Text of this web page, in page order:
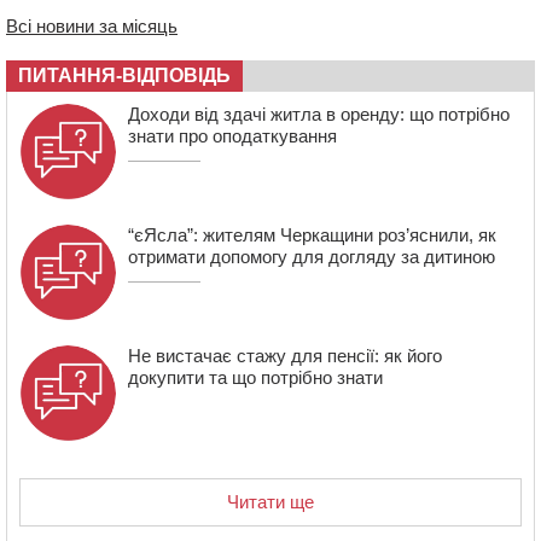
670 тис грн штрафу за незаконні зміни до договору
Мокрокалигірського психоневрологічного інтернату
07:23 Уманські міграційники видворили з країни грузина,
який відсидів термін у колонії
Всі новини за місяць
ПИТАННЯ-ВІДПОВІДЬ
Доходи від здачі житла в оренду: що потрібно
знати про оподаткування
“єЯсла”: жителям Черкащини роз’яснили, як
отримати допомогу для догляду за дитиною
Не вистачає стажу для пенсії: як його
докупити та що потрібно знати
Читати ще